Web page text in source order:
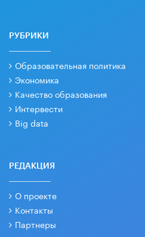
РУБРИКИ
Образовательная политика
Экономика
Качество образования
Интервести
Big data
РЕДАКЦИЯ
О проекте
Контакты
Партнеры